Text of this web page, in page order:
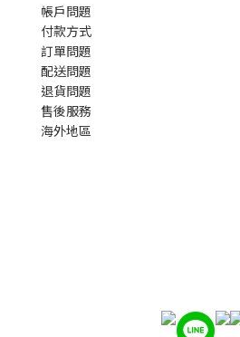
帳戶問題
付款方式
訂單問題
配送問題
退貨問題
售後服務
海外地區